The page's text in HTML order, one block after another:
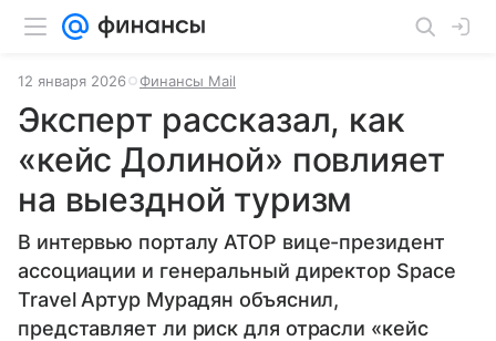
12 января 2026 Финансы Mail
Эксперт рассказал, как
«кейс Долиной» повлияет
на выездной туризм
В интервью порталу АТОР вице-президент
ассоциации и генеральный директор Space
Travel Артур Мурадян объяснил,
представляет ли риск для отрасли «кейс